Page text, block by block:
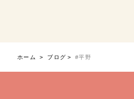
ホーム ブログ #平野